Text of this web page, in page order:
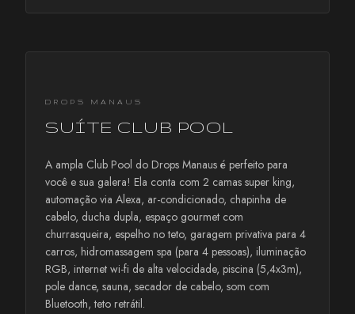
DROPS MANAUS
SUÍTE CLUB POOL
A ampla Club Pool do Drops Manaus é perfeito para
você e sua galera! Ela conta com 2 camas super king,
automação via Alexa, ar-condicionado, chapinha de
cabelo, ducha dupla, espaço gourmet com
churrasqueira, espelho no teto, garagem privativa para 4
carros, hidromassagem spa (para 4 pessoas), iluminação
RGB, internet wi-fi de alta velocidade, piscina (5,4x3m),
pole dance, sauna, secador de cabelo, som com
Bluetooth, teto retrátil.